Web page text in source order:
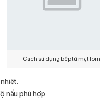
Cách sử dụng bếp từ mặt lõm
nấu phù hợp.